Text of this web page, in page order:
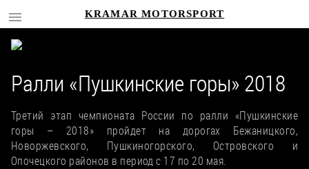
KRAMAR MOTORSPORT
Ралли «Пушкинские горы» 2018
Третий этап чемпионата России по ралли «Пушкинские
горы – 2018» пройдет на дорогах Бежаницкого,
Новоржевского, Пушкиногорского, Островского и
Опочецкого районов в период с 17 по 20 мая.